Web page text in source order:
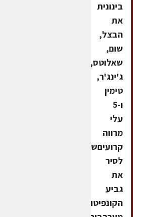
בינונית
את
הבצל,
שום,
שאלוטס,
ג'ינג'ר,
טימין
ו-5
עלי
מרווה
קרועיםשופכים
לסיר
את
גביע
הקונפיטורה,